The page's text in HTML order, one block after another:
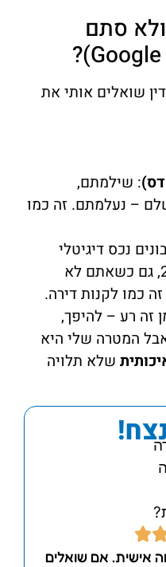
סתם
שואלים אותי את
: שילמתם,
– נעלמתם. זה כמו
נכס דיגיטלי
שעובד בשבילכם 24/7, גם כשאתם לא
כמו לקנות דירה.
זה רע – להיפך,
המטרה שלי היא
שלא תלויה
אישית. אם שואלים